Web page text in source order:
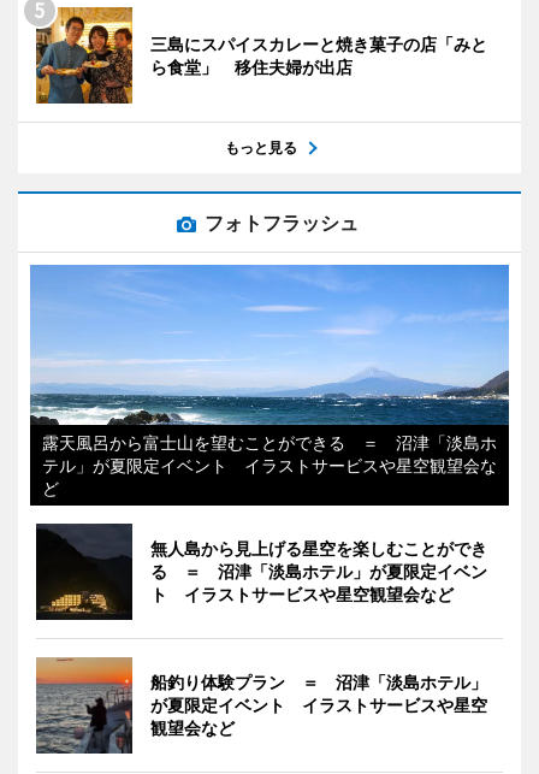
三島にスパイスカレーと焼き菓子の店「みと
ら食堂」 移住夫婦が出店
もっと見る
フォトフラッシュ
露天風呂から富士山を望むことができる ＝ 沼津「淡島ホ
テル」が夏限定イベント イラストサービスや星空観望会な
ど
無人島から見上げる星空を楽しむことができ
る ＝ 沼津「淡島ホテル」が夏限定イベン
ト イラストサービスや星空観望会など
船釣り体験プラン ＝ 沼津「淡島ホテル」
が夏限定イベント イラストサービスや星空
観望会など